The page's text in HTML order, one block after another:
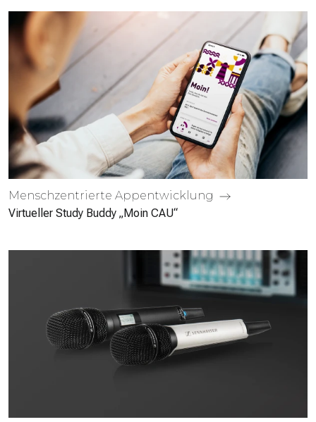
Mensch­zentrierte App­entwicklung
Virtueller Study Buddy „Moin CAU“